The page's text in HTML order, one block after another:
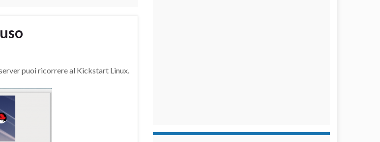
puoi ricorrere al Kickstart Linux.